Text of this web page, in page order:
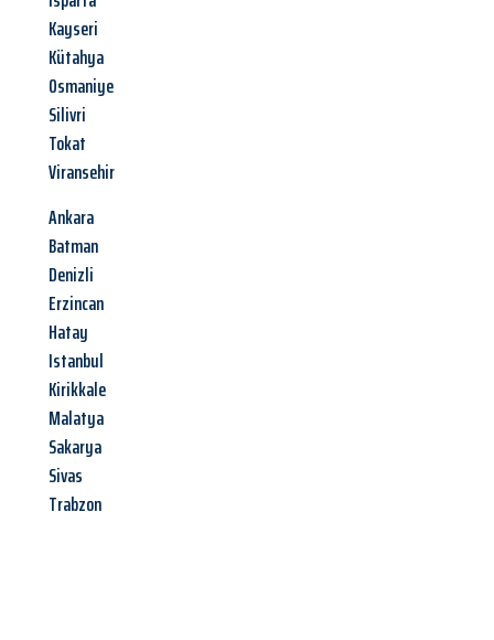
Kayseri
Kütahya
Osmaniye
Silivri
Tokat
Viransehir
Ankara
Batman
Denizli
Erzincan
Hatay
Istanbul
Kirikkale
Malatya
Sakarya
Sivas
Trabzon